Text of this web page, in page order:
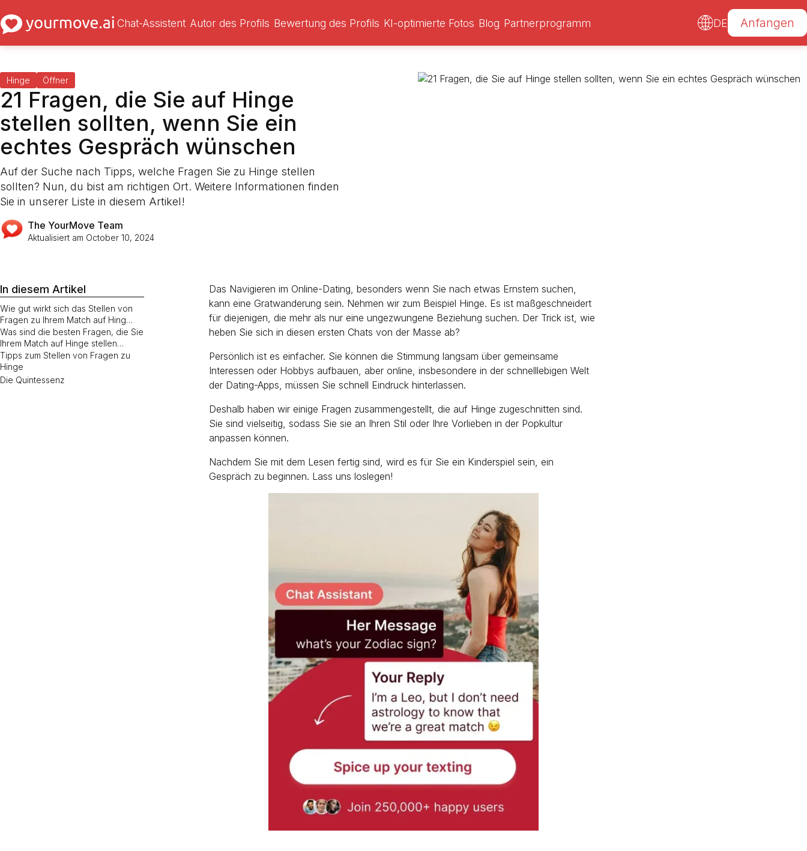
Chat-Assistent Autor des Profils Bewertung des Profils KI-optimierte Fotos Blog Partnerprogramm DE Anfangen
21 Fragen, die Sie auf Hinge
stellen sollten, wenn Sie ein
echtes Gespräch wünschen
Auf der Suche nach Tipps, welche Fragen Sie zu Hinge stellen
sollten? Nun, du bist am richtigen Ort. Weitere Informationen finden
Sie in unserer Liste in diesem Artikel!
Hinge Öffner
The YourMove Team
Aktualisiert am October 10, 2024
In diesem Artikel
Wie gut wirkt sich das Stellen von
Fragen zu Ihrem Match auf Hing…
Was sind die besten Fragen, die Sie
Ihrem Match auf Hinge stellen…
Tipps zum Stellen von Fragen zu
Hinge
Die Quintessenz
Das Navigieren im Online-Dating, besonders wenn Sie nach etwas Ernstem suchen,
kann eine Gratwanderung sein. Nehmen wir zum Beispiel Hinge. Es ist maßgeschneidert
für diejenigen, die mehr als nur eine ungezwungene Beziehung suchen. Der Trick ist, wie
heben Sie sich in diesen ersten Chats von der Masse ab?
Persönlich ist es einfacher. Sie können die Stimmung langsam über gemeinsame
Interessen oder Hobbys aufbauen, aber online, insbesondere in der schnelllebigen Welt
der Dating-Apps, müssen Sie schnell Eindruck hinterlassen.
Deshalb haben wir einige Fragen zusammengestellt, die auf Hinge zugeschnitten sind.
Sie sind vielseitig, sodass Sie sie an Ihren Stil oder Ihre Vorlieben in der Popkultur
anpassen können.
Nachdem Sie mit dem Lesen fertig sind, wird es für Sie ein Kinderspiel sein, ein
Gespräch zu beginnen. Lass uns loslegen!